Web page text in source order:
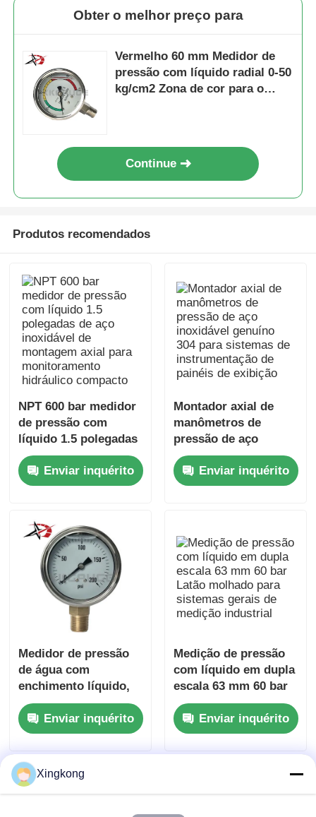
Obter o melhor preço para
Vermelho 60 mm Medidor de
pressão com líquido radial 0-50
kg/cm2 Zona de cor para o
Continue
Produtos recomendados
NPT 600 bar medidor
de pressão com
líquido 1.5 polegadas
de aço inoxidável de
montagem axial para
monitoramento
Enviar inquérito
Montador axial de
manômetros de
pressão de aço
inoxidável genuíno
304 para sistemas de
instrumentação de
Enviar inquérito
Medidor de pressão
de água com
enchimento líquido,
sistema de bomba, 0-
200psi, 63mm, latão
inoxidável molhado
para equipamento de
monitoramento
hidráulico
Enviar inquérito
Medição de pressão
com líquido em dupla
escala 63 mm 60 bar
Latão molhado para
sistemas gerais de
medição industrial
Enviar inquérito
Xingkong